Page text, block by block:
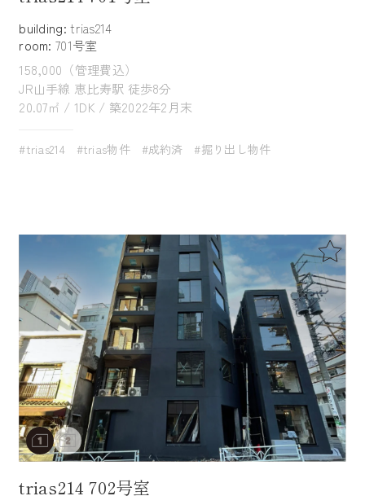
building: trias214
room: 701号室
158,000（管理費込）
JR山手線 恵比寿駅 徒歩8分
20.07㎡ / 1DK / 築2022年2月末
#trias214 #trias物件 #成約済 #掘り出し物件
trias214 702号室